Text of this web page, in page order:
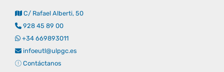
C/ Rafael Alberti, 50
928 45 89 00
+34 669893011
infoeutl@ulpgc.es
Contáctanos